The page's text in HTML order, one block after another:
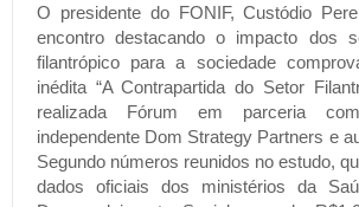
O presidente do FONIF, Custódio
encontro destacando o impacto dos
filantrópico para a sociedade
inédita “A Contrapartida do Setor
realizada Fórum em parceria
independente Dom Strategy Partners e
Segundo números reunidos no estudo,
dados oficiais dos ministérios da